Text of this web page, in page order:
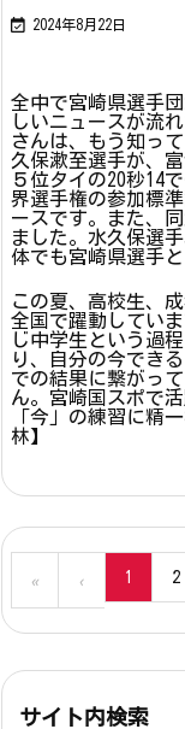
 2024年8月22日
全中で宮崎県選手
しいニュースが流
さんは、もう知っ
久保漱至選手が、
５位タイの20秒14
界選手権の参加標
ースです。また、
ました。水久保選
体でも宮崎県選手
この夏、高校生、
全国で躍動してい
じ中学生という過
り、自分の今でき
での結果に繋がっ
ん。宮崎国スポで
「今」の練習に精
林】
« ‹ 1 2
サイト内検索